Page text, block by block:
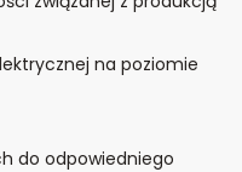
na poziomie
do odpowiedniego